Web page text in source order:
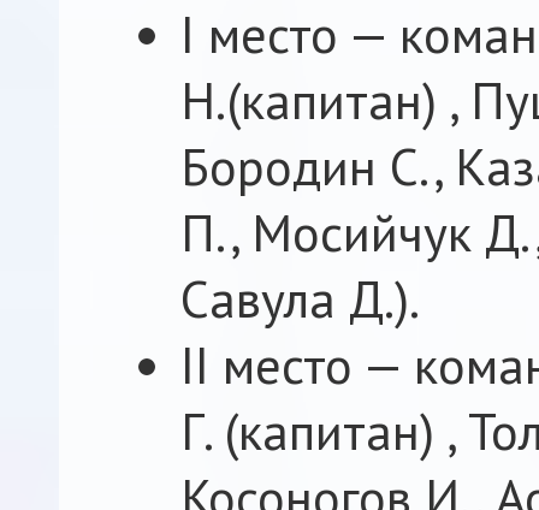
I место —
Н.(капитан) ,
Бородин С.,
П., Мосийчук
Савула Д.).
II место —
Г. (капитан) ,